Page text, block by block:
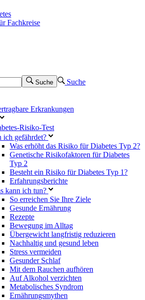
Fachkreise
Suche Suche
Erkrankungen
Risiko-Test
ich gefährdet?
Was erhöht das Risiko für Diabetes Typ 2?
Genetische Risikofaktoren für Diabetes
Typ 2
Besteht ein Risiko für Diabetes Typ 1?
Erfahrungsberichte
kann ich tun?
So erreichen Sie Ihre Ziele
Gesunde Ernährung
Rezepte
Bewegung im Alltag
Übergewicht langfristig reduzieren
Nachhaltig und gesund leben
Stress vermeiden
Gesunder Schlaf
Mit dem Rauchen aufhören
Auf Alkohol verzichten
Metabolisches Syndrom
Ernährungsmythen